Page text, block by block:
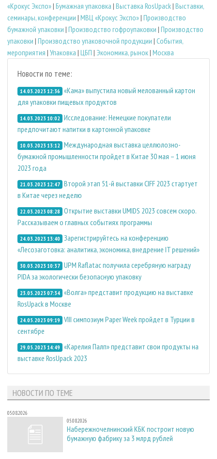
«Крокус Экспо»| Бумажная упаковка | Выставка RosUpack| Выставки,
семинары, конференции | МВЦ «Крокус Экспо»| Производство
бумажной упаковки | Производство гофроупаковки | Производство
упаковки | Производство упаковочной продукции | События,
мероприятия | Упаковка | ЦБП | Экономика, рынок| Москва
Новости по теме:
14.03.2023 12:36 «Кама» выпустила новый мелованный картон
для упаковки пищевых продуктов
14.03.2023 10:02 Исследование: Немецкие покупатели
предпочитают напитки в картонной упаковке
10.03.2023 13:12 Международная выставка целлюлозно-
бумажной промышленности пройдет в Китае 30 мая – 1 июня
2023 года
21.03.2023 12:47 Второй этап 51-й выставки CIFF 2023 стартует
в Китае через неделю
22.03.2023 08:28 Открытие выставки UMIDS 2023 совсем скоро.
Рассказываем о главных событиях программы
24.03.2023 13:40 Зарегистрируйтесь на конференцию
«Лесозаготовка: аналитика, экономика, внедрение IT решений»
30.03.2023 10:37 UPM Raflatac получила серебряную награду
PIDA за экологически безопасную упаковку
23.05.2023 07:34 «Волга» представит продукцию на выставке
RosUpack в Москве
24.05.2023 09:19 VIII симпозиум Paper Week пройдет в Турции в
сентябре
29.05.2023 14:49 «Карелия Палп» представит свои продукты на
выставке RosUpack 2023
НОВОСТИ ПО ТЕМЕ
05.08.2026
05.08.2026
Набережночелнинский КБК построит новую
бумажную фабрику за 3 млрд рублей